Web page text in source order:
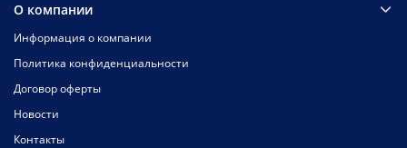
О компании
Информация о компании
Политика конфиденциальности
Договор оферты
Новости
Контакты